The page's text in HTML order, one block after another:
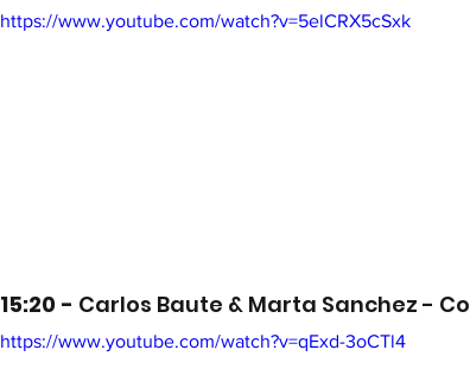
https://www.youtube.com/watch?v=5elCRX5cSxk
15:20 - Carlos Baute & Marta Sanchez -
https://www.youtube.com/watch?v=qExd-3oCTl4